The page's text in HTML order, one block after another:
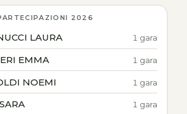
2026
LAURA 1 gara
EMMA 1 gara
NOEMI 1 gara
1 gara